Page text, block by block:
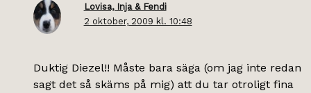
Lovisa, Inja & Fendi
2 oktober, 2009 kl. 10:48
Duktig Diezel!! Måste bara säga (om jag inte redan
sagt det så skäms på mig) att du tar otroligt fina